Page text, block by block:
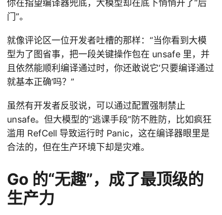
你在指望编译器兜底，大模型却在底下悄悄开了“后
门”。
就像评论区一位开发者吐槽的那样：“当你看到大模
型为了图省事，把一段关键操作包在 unsafe 里，并
且依然能顺利编译通过时，你还敢说它‘只要编译通过
就基本正确’吗？”
虽然有开发者反驳说，可以通过配置强制禁止
unsafe。但大模型的“逃课手段”防不胜防，比如疯狂
滥用 RefCell 导致运行时 Panic，这在编译器眼里是
合法的，但在生产环境下却是灾难。
Go 的“无趣”，成了最顶级的
生产力